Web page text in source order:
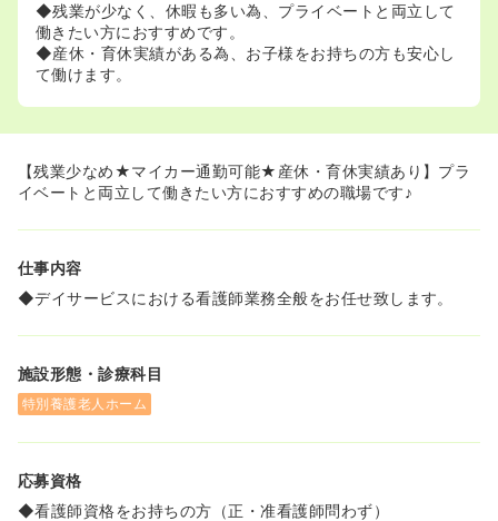
◆残業が少なく、休暇も多い為、プライベートと両立して
働きたい方におすすめです。
◆産休・育休実績がある為、お子様をお持ちの方も安心し
て働けます。
【残業少なめ★マイカー通勤可能★産休・育休実績あり】プラ
イベートと両立して働きたい方におすすめの職場です♪
仕事内容
◆デイサービスにおける看護師業務全般をお任せ致します。
施設形態・診療科目
特別養護老人ホーム
応募資格
◆看護師資格をお持ちの方（正・准看護師問わず）